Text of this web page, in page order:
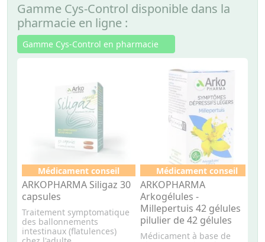
Gamme Cys-Control disponible dans la
pharmacie en ligne :
Gamme Cys-Control en pharmacie
Médicament conseil
ARKOPHARMA Siligaz 30
capsules
Traitement symptomatique
des ballonnements
intestinaux (flatulences)
Médicament conseil
ARKOPHARMA
Arkogélules -
Millepertuis 42 gélules
pilulier de 42 gélules
Médicament à base de